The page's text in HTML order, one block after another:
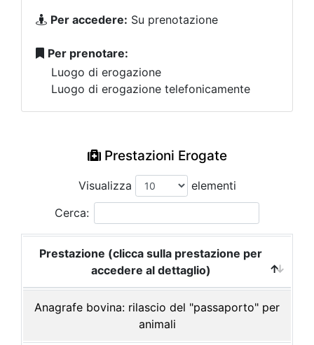
Per accedere: Su prenotazione
Per prenotare:
Luogo di erogazione
Luogo di erogazione telefonicamente
Prestazioni Erogate
Visualizza
elementi
Cerca:
Prestazione (clicca sulla prestazione per
accedere al dettaglio)
Anagrafe bovina: rilascio del "passaporto" per
animali